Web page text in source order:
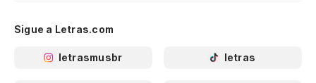
Sigue a Letras.com
letrasmusbr letras